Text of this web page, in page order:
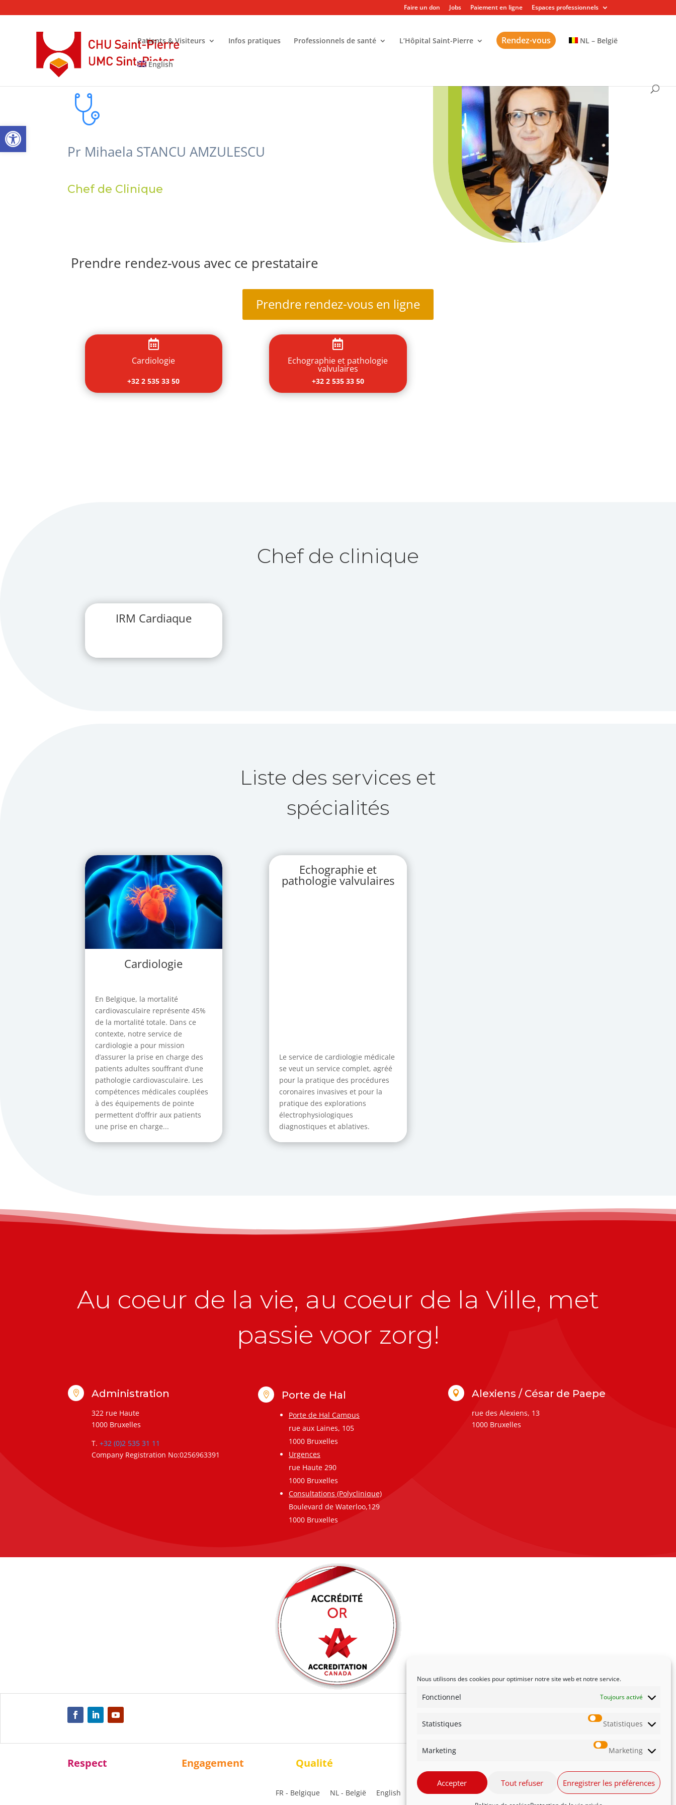
Nous utilisons des cookies pour optimiser notre site web et notre service.
Fonctionnel Toujours activé
Statistiques Statistiques
Marketing Marketing
Accepter Tout refuser Enregistrer les préférences
Ouvrir la barre d’outils
Faire un don Jobs Paiement en ligne Espaces professionnels
Patients & Visiteurs Infos pratiques Professionnels de santé L’Hôpital Saint-Pierre Rendez-vous NL – België
English
Pr Mihaela STANCU AMZULESCU
Chef de Clinique
Prendre rendez-vous avec ce prestataire
Prendre rendez-vous en ligne

Cardiologie
+32 2 535 33 50

Echographie et pathologie
valvulaires
+32 2 535 33 50
Chef de clinique
IRM Cardiaque
Liste des services et
spécialités
Cardiologie
En Belgique, la mortalité
cardiovasculaire représente 45%
de la mortalité totale. Dans ce
contexte, notre service de
cardiologie a pour mission
d’assurer la prise en charge des
patients adultes souffrant d’une
pathologie cardiovasculaire. Les
compétences médicales couplées
à des équipements de pointe
permettent d’offrir aux patients
une prise en charge...
Echographie et
pathologie valvulaires
Le service de cardiologie médicale
se veut un service complet, agréé
pour la pratique des procédures
coronaires invasives et pour la
pratique des explorations
électrophysiologiques
diagnostiques et ablatives.
Au coeur de la vie, au coeur de la Ville, met
passie voor zorg!
 Administration
322 rue Haute
1000 Bruxelles
T. +32 (0)2 535 31 11
Company Registration No:0256963391
 Porte de Hal
Porte de Hal Campus
rue aux Laines, 105
1000 Bruxelles
Urgences
rue Haute 290
1000 Bruxelles
Consultations (Polyclinique)
Boulevard de Waterloo,129
1000 Bruxelles
 Alexiens / César de Paepe
rue des Alexiens, 13
1000 Bruxelles
Respect Engagement Qualité
FR - Belgique NL - België English